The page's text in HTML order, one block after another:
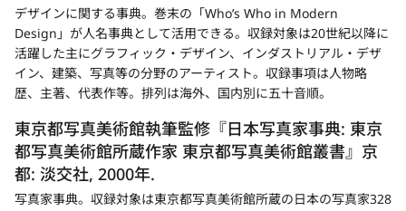
デザインに関する事典。巻末の「Who’s Who in Modern
Design」が人名事典として活用できる。収録対象は20世紀以降に
活躍した主にグラフィック・デザイン、インダストリアル・デザ
イン、建築、写真等の分野のアーティスト。収録事項は人物略
歴、主著、代表作等。排列は海外、国内別に五十音順。
東京都写真美術館執筆監修『日本写真家事典: 東京
都写真美術館所蔵作家 東京都写真美術館叢書』京
都: 淡交社, 2000年.
写真家事典。収録対象は東京都写真美術館所蔵の日本の写真家328